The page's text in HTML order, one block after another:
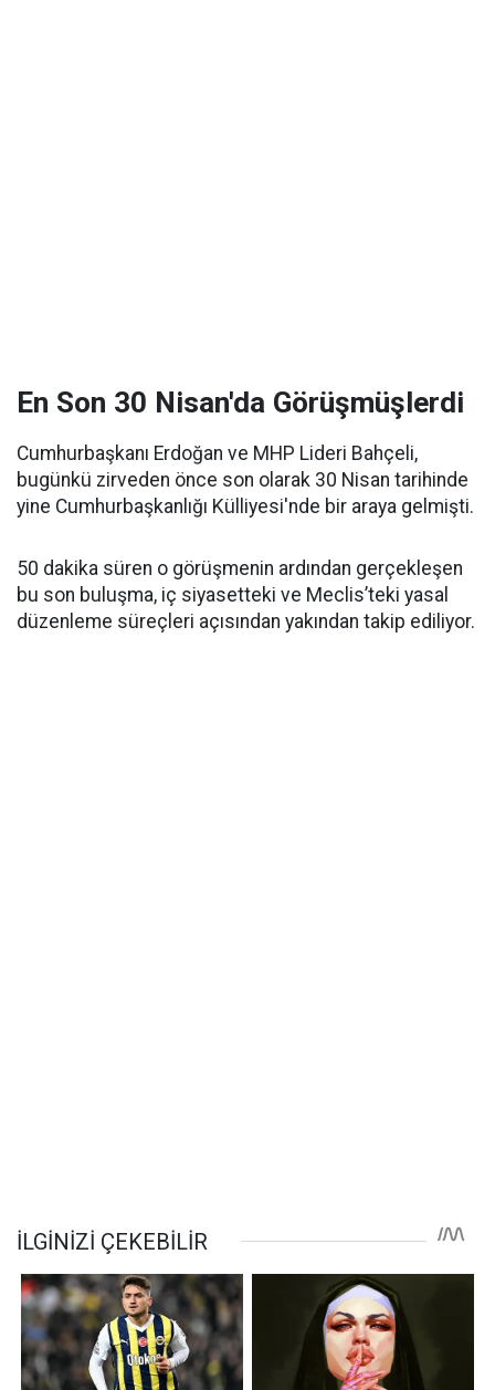
En Son 30 Nisan'da Görüşmüşlerdi
Cumhurbaşkanı Erdoğan ve MHP Lideri Bahçeli,
bugünkü zirveden önce son olarak 30 Nisan tarihinde
yine Cumhurbaşkanlığı Külliyesi'nde bir araya gelmişti.
50 dakika süren o görüşmenin ardından gerçekleşen
bu son buluşma, iç siyasetteki ve Meclis’teki yasal
düzenleme süreçleri açısından yakından takip ediliyor.